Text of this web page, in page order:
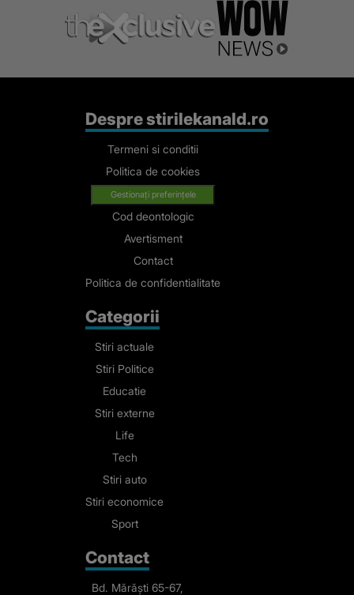
Despre stirilekanald.ro
Termeni si conditii
Politica de cookies
Gestionați preferințele
Cod deontologic
Avertisment
Contact
Politica de confidentialitate
Categorii
Stiri actuale
Stiri Politice
Educatie
Stiri externe
Life
Tech
Stiri auto
Stiri economice
Sport
Contact
Bd. Mărăști 65-67,